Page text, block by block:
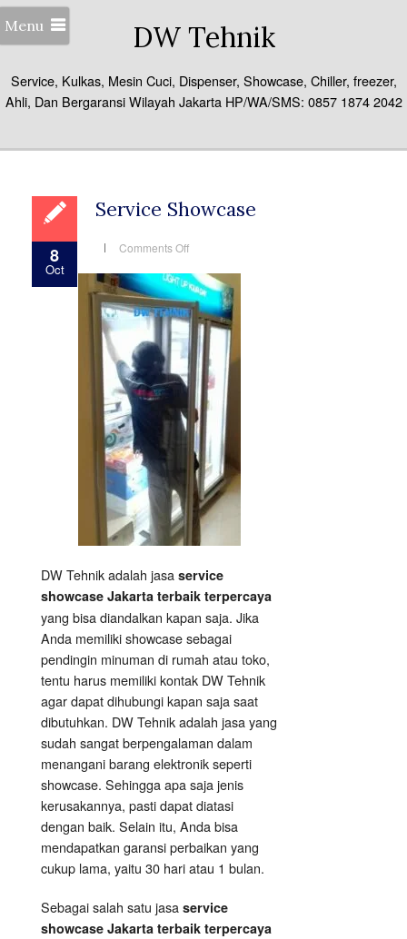
Menu DW Tehnik
Service, Kulkas, Mesin Cuci, Dispenser, Showcase, Chiller, freezer,
Ahli, Dan Bergaransi Wilayah Jakarta HP/WA/SMS: 0857 1874 2042
8
Oct
Service Showcase
Comments Offon
DW Tehnik adalah jasa service
showcase Jakarta terbaik terpercaya
yang bisa diandalkan kapan saja. Jika
Anda memiliki showcase sebagai
pendingin minuman di rumah atau toko,
tentu harus memiliki kontak DW Tehnik
agar dapat dihubungi kapan saja saat
dibutuhkan. DW Tehnik adalah jasa yang
sudah sangat berpengalaman dalam
menangani barang elektronik seperti
showcase. Sehingga apa saja jenis
kerusakannya, pasti dapat diatasi
dengan baik. Selain itu, Anda bisa
mendapatkan garansi perbaikan yang
cukup lama, yaitu 30 hari atau 1 bulan.
Sebagai salah satu jasa service
showcase Jakarta terbaik terpercaya